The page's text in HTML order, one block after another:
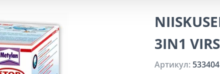
3IN1
Артикул: 533404